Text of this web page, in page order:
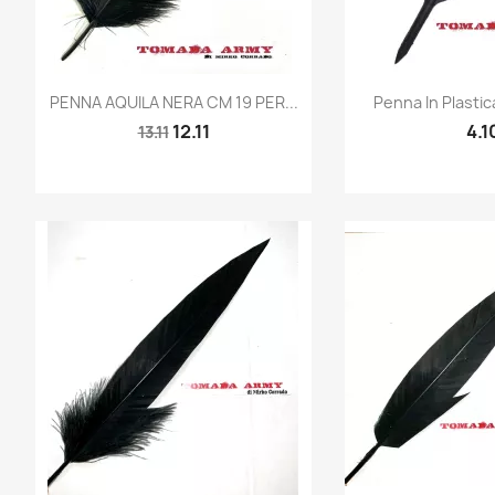
Quick view
PENNA AQUILA NERA CM 19 PER...
13.11 12.11

Penna In